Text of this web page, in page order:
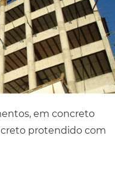
em concreto
protendido com